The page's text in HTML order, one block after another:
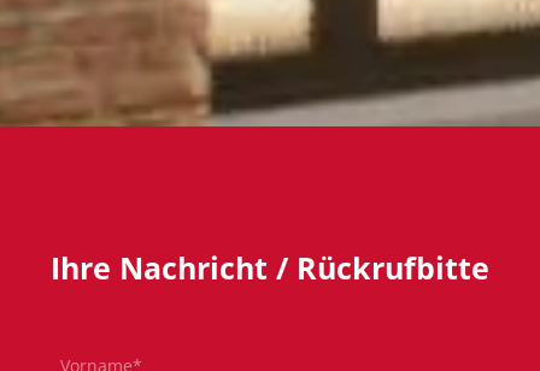
Ihre Nachricht / Rückrufbitte
Pflichtfeld
Vorname*